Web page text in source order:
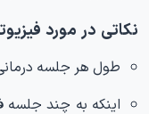
نکاتی در مورد
طول هر جلسه درمانی معمولا ۳۰
اینکه به چند جلسه